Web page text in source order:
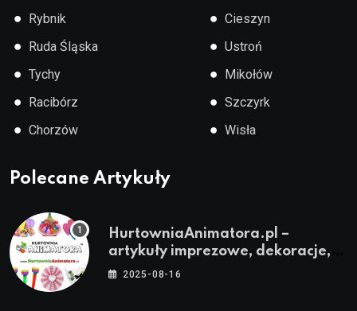
● Rybnik
● Ruda Śląska
● Tychy
● Racibórz
● Chorzów
● Cieszyn
● Ustroń
● Mikołów
● Szczyrk
● Wisła
Polecane Artykuły
HurtowniaAnimatora.pl –
artykuły imprezowe, dekoracje,
stroje i akcesoria dla animatorów
2025-08-16